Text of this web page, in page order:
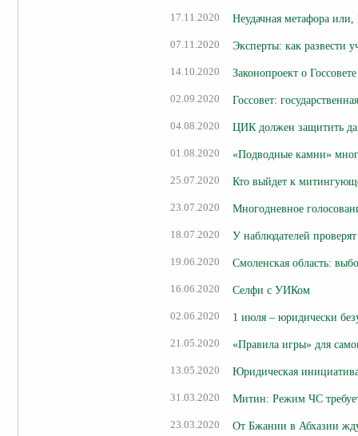
17.11.2020 Неудачная метафора
07.11.2020 Эксперты: как развести
14.10.2020 Законопроект о
02.09.2020 Госсовет:
04.08.2020 ЦИК должен защитить
01.08.2020 «Подводные камни»
25.07.2020 Кто выйдет к
23.07.2020 Многодневное
18.07.2020 У наблюдателей
19.06.2020 Смоленская область:
16.06.2020 Селфи с УИКом
02.06.2020 1 июля – юридически
21.05.2020 «Правила игры» для
13.05.2020 Юридическая
31.03.2020 Митин: Режим ЧС
23.03.2020 От Бжании в Абхазии